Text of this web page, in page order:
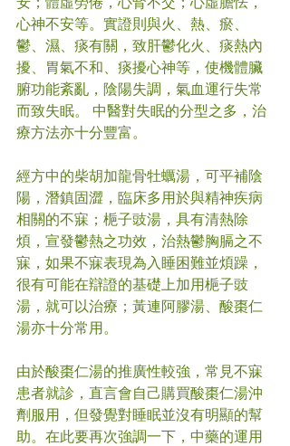
心神不安等。實證則與火、熱、瘀、
鬱、濕、痰有關，致肝鬱化火、痰熱內
擾、胃氣不和、痰擾心神等，使機體臟
腑功能紊亂，陰陽失調，氣血運行失常
而致失眠。 中醫對失眠的分型之多，治
療方法亦十分豐富。
經方中的柴胡加龍骨牡蠣湯，可平補陰
陽，潛鎮固澀，臨床多用於與精神疾病
相關的不寐；梔子豉湯，具有清熱除
煩，宣發鬱熱之功效，治熱鬱胸膈之不
寐，如果不寐表現為入睡困難並煩躁，
很有可能在辯證的基礎上加用梔子豉
湯，就可以治療；黃連阿膠湯、酸棗仁
湯亦十分常用。
由於酸棗仁湯的推廣性較強，常見不寐
患者就診，直言會自己購買酸棗仁湯沖
劑服用，但發覺對睡眠並沒有明顯的幫
助。在此要再次強調一下，中藥的運用